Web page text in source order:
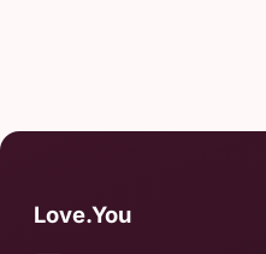
Love.You